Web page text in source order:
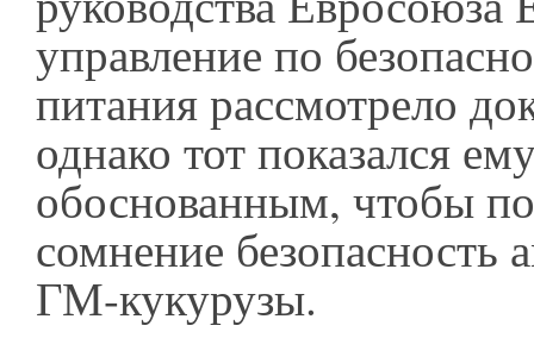
управление по
питания рассмотрело
однако тот показался
обоснованным, чтобы
сомнение безопасность
ГМ-кукурузы.